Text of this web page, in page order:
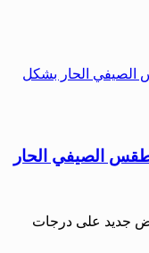
الصيفي الحار
جديد على درجات